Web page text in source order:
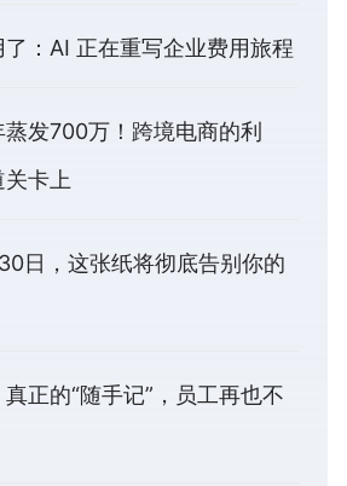
了：AI 正在重写企业费用旅程
发700万！跨境电商的利
卡上
日，这张纸将彻底告别你的
正的“随手记”，员工再也不